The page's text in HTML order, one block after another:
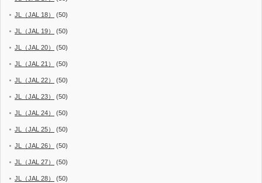
JL（JAL 18） (50)
JL（JAL 19） (50)
JL（JAL 20） (50)
JL（JAL 21） (50)
JL（JAL 22） (50)
JL（JAL 23） (50)
JL（JAL 24） (50)
JL（JAL 25） (50)
JL（JAL 26） (50)
JL（JAL 27） (50)
JL（JAL 28） (50)